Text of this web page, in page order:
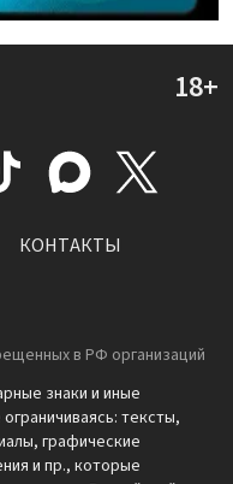
КОНТАКТЫ
в РФ организаций
знаки и иные
тексты,
графические
и пр., которые